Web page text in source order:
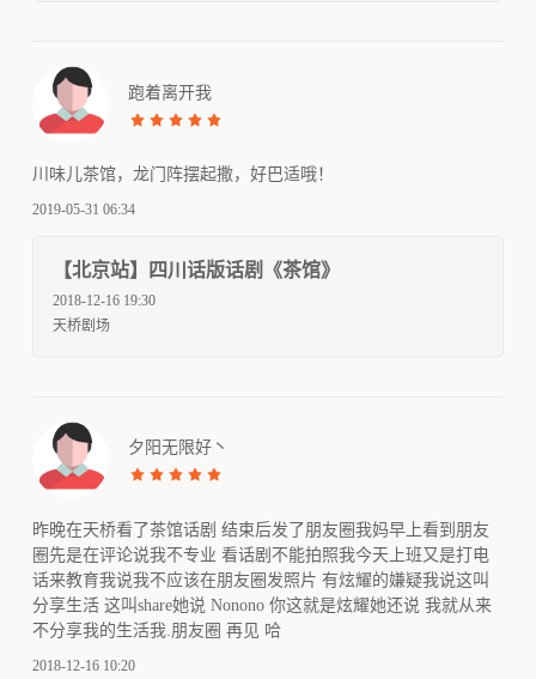
跑着离开我
川味儿茶馆，龙门阵摆起撒，好巴适哦！
2019-05-31 06:34
【北京站】四川话版话剧《茶馆》
2018-12-16 19:30
天桥剧场
夕阳无限好丶
昨晚在天桥看了茶馆话剧 结束后发了朋友圈我妈早上看到朋友
圈先是在评论说我不专业 看话剧不能拍照我今天上班又是打电
话来教育我说我不应该在朋友圈发照片 有炫耀的嫌疑我说这叫
分享生活 这叫share她说 Nonono 你这就是炫耀她还说 我就从来
不分享我的生活我.朋友圈 再见 哈
2018-12-16 10:20